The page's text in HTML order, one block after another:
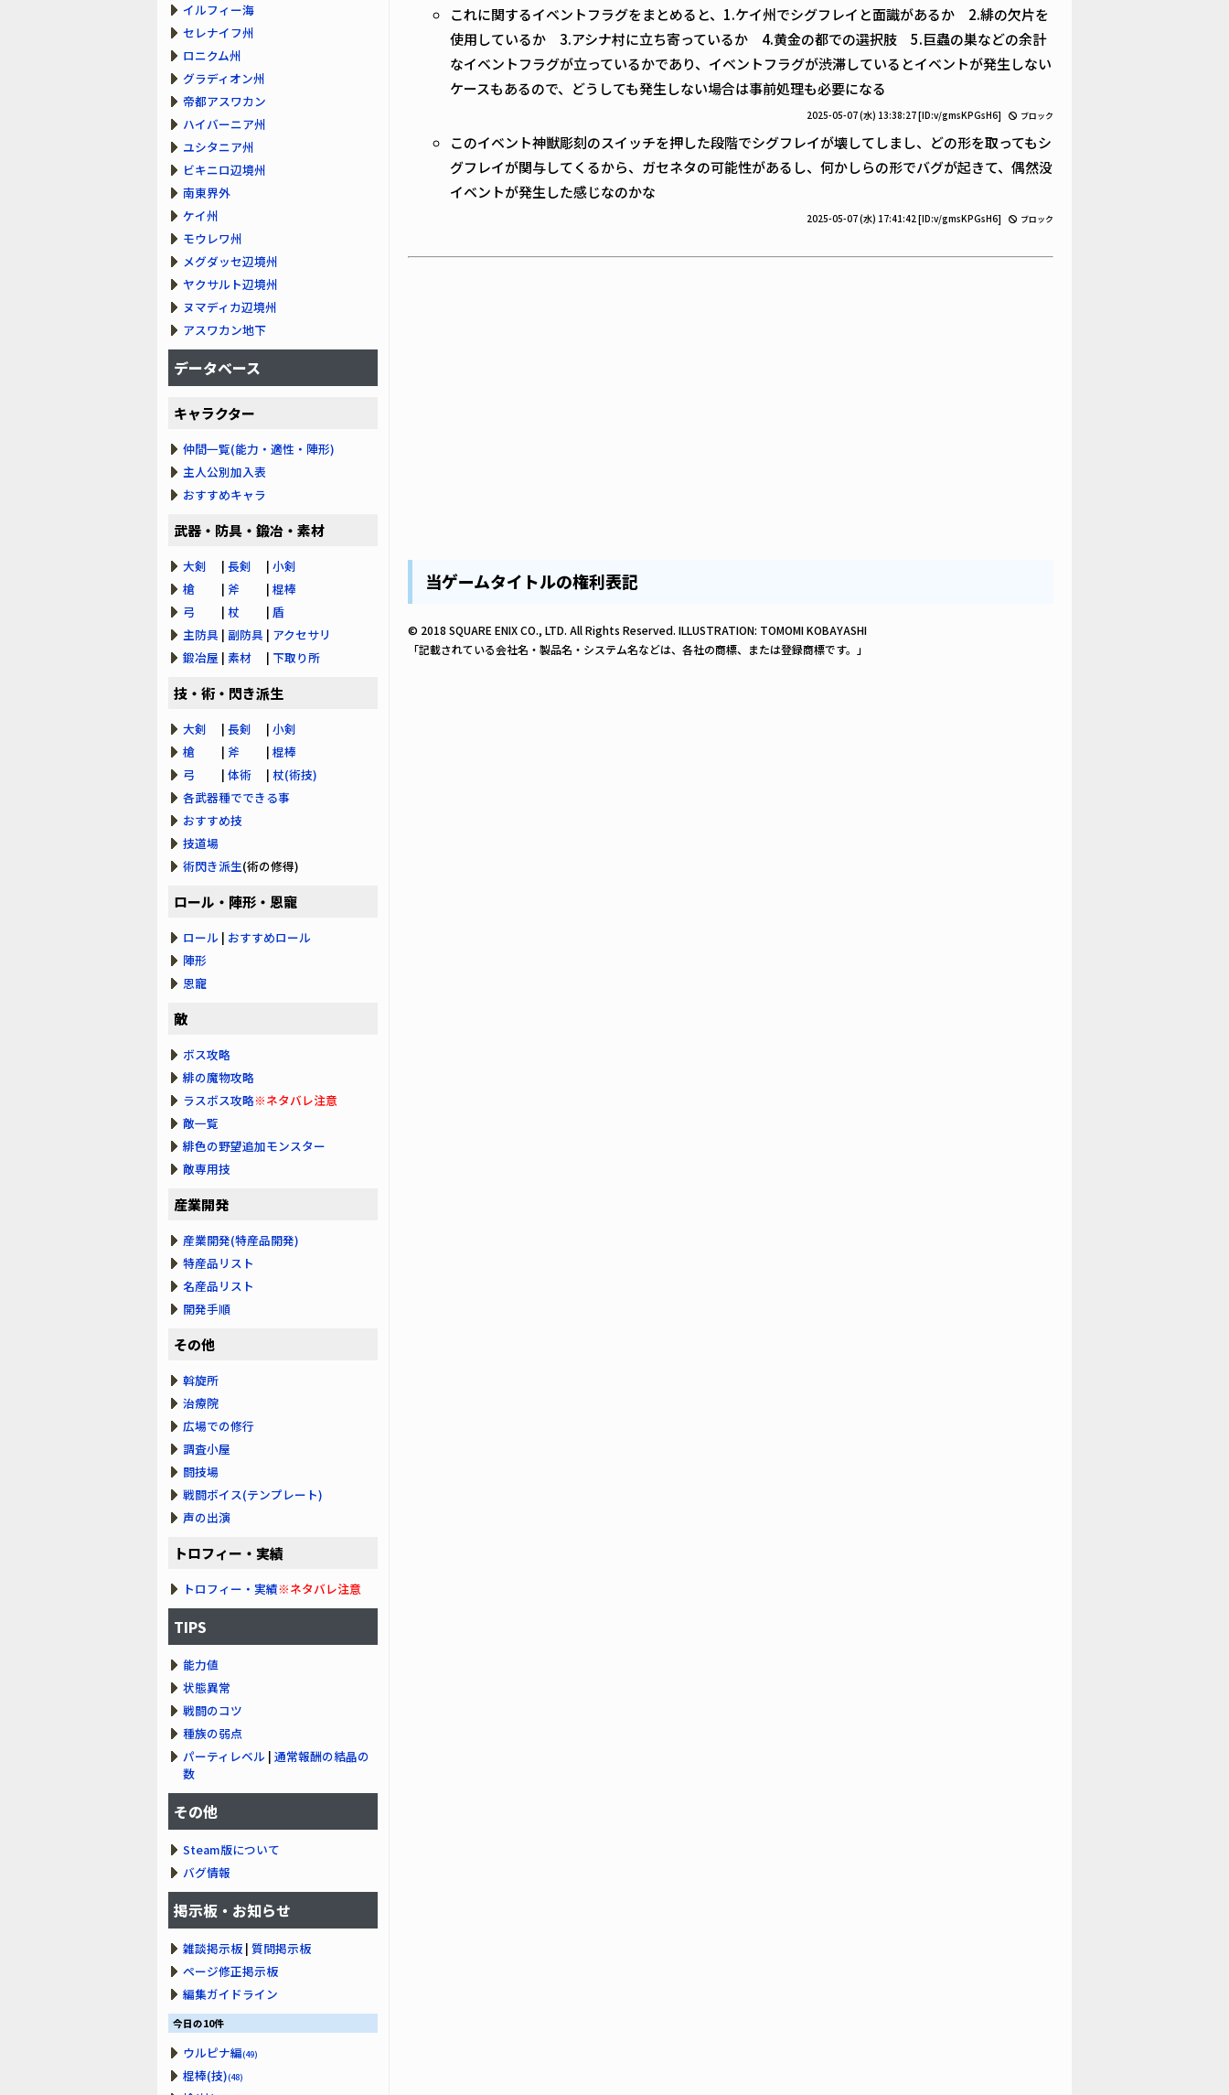
これに関するイベントフラグをまとめると、1.ケイ州でシグフレイと面識があるか 2.緋の欠片を
使用しているか 3.アシナ村に立ち寄っているか 4.黄金の都での選択肢 5.巨蟲の巣などの余計
なイベントフラグが立っているかであり、イベントフラグが渋滞しているとイベントが発生しない
ケースもあるので、どうしても発生しない場合は事前処理も必要になる
2025-05-07 (水) 13:38:27[ID:v/gmsKPGsH6] ブロック
このイベント神獣彫刻のスイッチを押した段階でシグフレイが壊してしまし、どの形を取ってもシ
グフレイが関与してくるから、ガセネタの可能性があるし、何かしらの形でバグが起きて、偶然没
イベントが発生した感じなのかな
2025-05-07 (水) 17:41:42 [ID:v/gmsKPGsH6] ブロック
当ゲームタイトルの権利表記
© 2018 SQUARE ENIX CO., LTD. All Rights Reserved. ILLUSTRATION: TOMOMI KOBAYASHI
「記載されている会社名・製品名・システム名などは、各社の商標、または登録商標です。」
イルフィー海
セレナイフ州
ロニクム州
グラディオン州
帝都アスワカン
ハイバーニア州
ユシタニア州
ビキニロ辺境州
南東界外
ケイ州
モウレワ州
メグダッセ辺境州
ヤクサルト辺境州
ヌマディカ辺境州
アスワカン地下
データベース
キャラクター
仲間一覧(能力・適性・陣形)
主人公別加入表
おすすめキャラ
武器・防具・鍛冶・素材
大剣 | 長剣 | 小剣
槍 | 斧 | 棍棒
弓 | 杖 | 盾
主防具 | 副防具 | アクセサリ
鍛冶屋 | 素材 | 下取り所
技・術・閃き派生
大剣 | 長剣 | 小剣
槍 | 斧 | 棍棒
弓 | 体術 | 杖(術技)
各武器種でできる事
おすすめ技
技道場
術閃き派生(術の修得)
ロール・陣形・恩寵
ロール | おすすめロール
陣形
恩寵
敵
ボス攻略
緋の魔物攻略
ラスボス攻略※ネタバレ注意
敵一覧
緋色の野望追加モンスター
敵専用技
産業開発
産業開発(特産品開発)
特産品リスト
名産品リスト
開発手順
その他
斡旋所
治療院
広場での修行
調査小屋
闘技場
戦闘ボイス(テンプレート)
声の出演
トロフィー・実績
トロフィー・実績※ネタバレ注意
TIPS
能力値
状態異常
戦闘のコツ
種族の弱点
パーティレベル | 通常報酬の結晶の
数
その他
Steam版について
バグ情報
掲示板・お知らせ
雑談掲示板 | 質問掲示板
ページ修正掲示板
編集ガイドライン
今日の10件
ウルピナ編(49)
棍棒(技)(48)